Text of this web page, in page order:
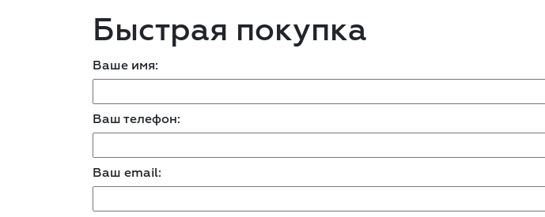
Быстрая покупка
Ваше имя:
Ваш телефон:
Ваш email: